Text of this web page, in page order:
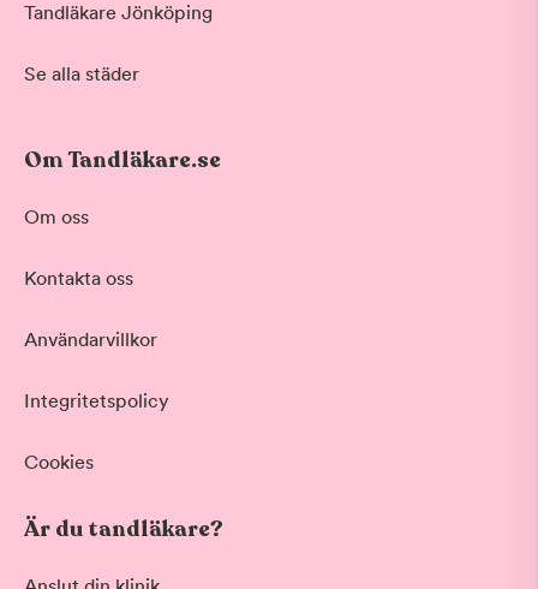
Tandläkare Jönköping
Se alla städer
Om Tandläkare.se
Om oss
Kontakta oss
Användarvillkor
Integritetspolicy
Cookies
Är du tandläkare?